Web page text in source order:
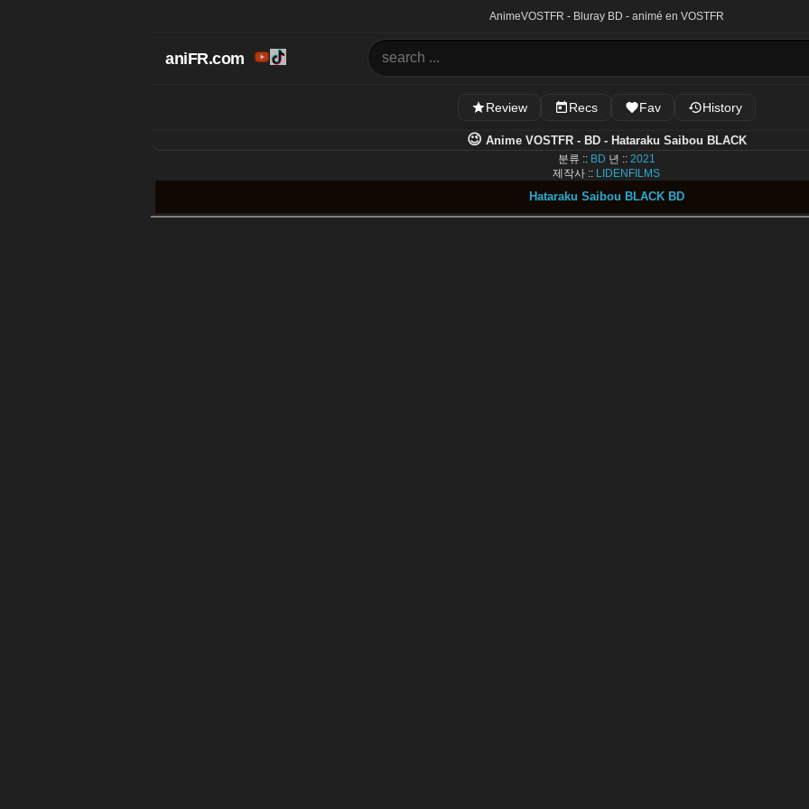
AnimeVOSTFR - Bluray BD - animé en VOSTFR
aniFR.com
Review Recs Fav History
😉 Anime VOSTFR - BD - Hataraku Saibou BLACK
분류 :: BD 년 :: 2021
제작사 :: LIDENFILMS
Hataraku Saibou BLACK BD